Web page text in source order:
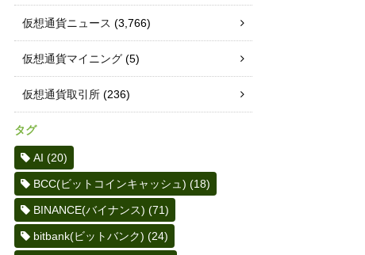
仮想通貨ニュース (3,766)
仮想通貨マイニング (5)
仮想通貨取引所 (236)
タグ
AI (20)
BCC(ビットコインキャッシュ) (18)
BINANCE(バイナンス) (71)
bitbank(ビットバンク) (24)